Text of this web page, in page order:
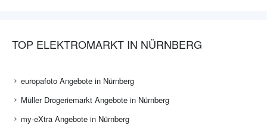
TOP ELEKTROMARKT IN NÜRNBERG
europafoto Angebote in Nürnberg
Müller Drogeriemarkt Angebote in Nürnberg
my-eXtra Angebote in Nürnberg